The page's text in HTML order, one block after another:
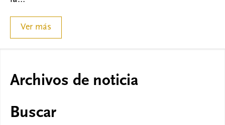
Ver más
Archivos de noticia
Buscar